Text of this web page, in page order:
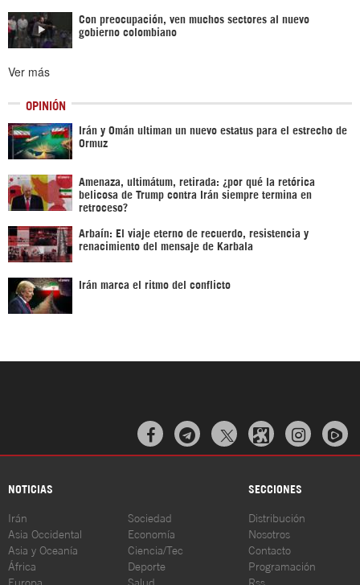
Con preocupación, ven muchos sectores al nuevo
gobierno colombiano
Ver más
OPINIÓN
Irán y Omán ultiman un nuevo estatus para el estrecho de
Ormuz
Amenaza, ultimátum, retirada: ¿por qué la retórica
belicosa de Trump contra Irán siempre termina en
retroceso?
Arbaín: El viaje eterno de recuerdo, resistencia y
renacimiento del mensaje de Karbala
Irán marca el ritmo del conflicto
  
NOTICIAS SECCIONES
Irán
Asia Occidental
Asia y Oceanía
África
Europa
Sociedad
Economía
Ciencia/Tec
Deporte
Salud
Distribución
Nosotros
Contacto
Programación
Rss